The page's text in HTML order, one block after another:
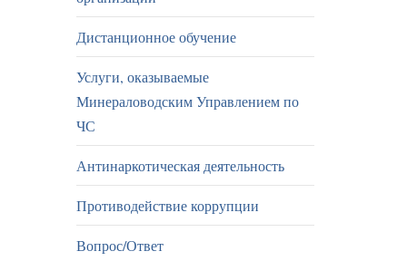
Дистанционное обучение
Услуги, оказываемые
Минераловодским Управлением по
ЧС
Антинаркотическая деятельность
Противодействие коррупции
Вопрос/Ответ